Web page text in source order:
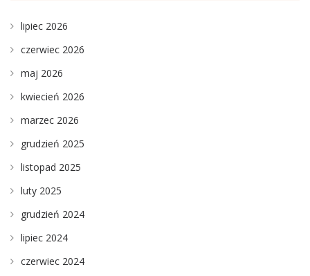
lipiec 2026
czerwiec 2026
maj 2026
kwiecień 2026
marzec 2026
grudzień 2025
listopad 2025
luty 2025
grudzień 2024
lipiec 2024
czerwiec 2024